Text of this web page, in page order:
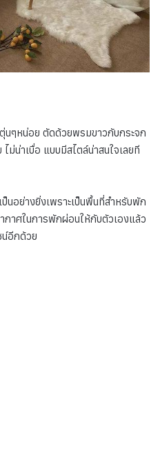
นๆหน่อย ตัดด้วยพรมขาวกับกระจก
ม่น่าเบื่อ แบบมีสไตล์น่าสนใจเลยที
นอย่างยิ่งเพราะเป็นพื้นที่สำหรับพัก
กาศในการพักผ่อนให้กับตัวเองแล้ว
น์อีกด้วย